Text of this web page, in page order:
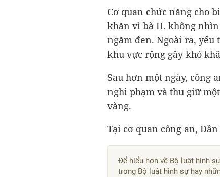
Cơ quan chức năng cho
khăn vì bà H. không
ngăm đen. Ngoài ra,
khu vực rộng gây khó
Sau hơn một ngày, công
nghi phạm và thu giữ
vàng.
Tại cơ quan công an,
Để hiểu hơn về Bộ luật hình
trong Bộ luật hình sự hay